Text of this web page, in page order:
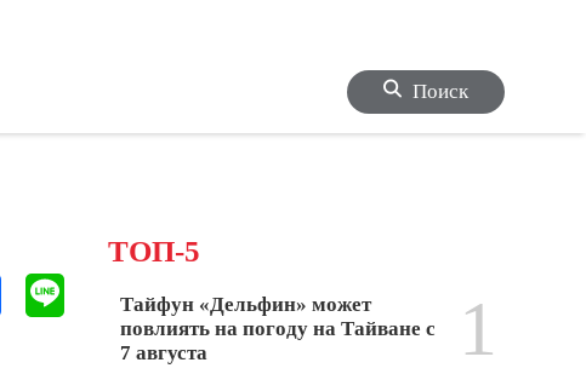
Поиск
ТОП-5
Тайфун «Дельфин» может
повлиять на погоду на Тайване с
7 августа
1